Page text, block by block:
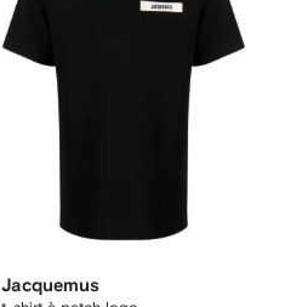
Jacquemus